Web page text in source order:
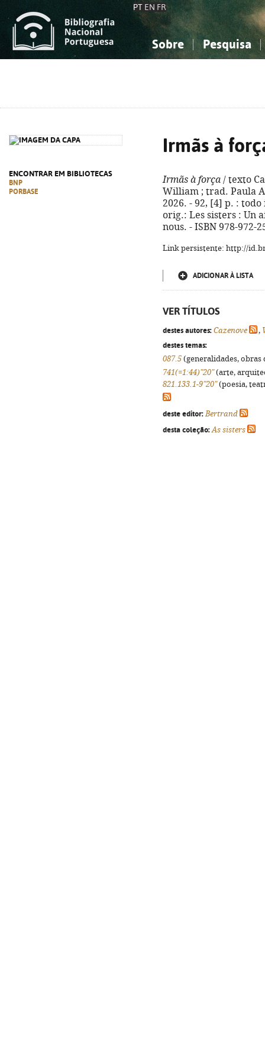
PT EN FR
Sobre Pesquisa
ENCONTRAR EM BIBLIOTECAS
BNP
PORBASE
Irmãs à
Irmãs à força / texto
William ; trad. Paula
2026. - 92, [4] p. :
orig.: Les sisters : Un
nous. - ISBN 978-972-
Link persistente: http://
ADICIONAR À LISTA
VER TÍTULOS
destes autores: Cazenove ,
destes temas:
087.5 (generalidades,
741(=1:44)"20"(arte,
821.133.1-9"20"(poesia,
deste editor: Bertrand
desta coleção: As sisters